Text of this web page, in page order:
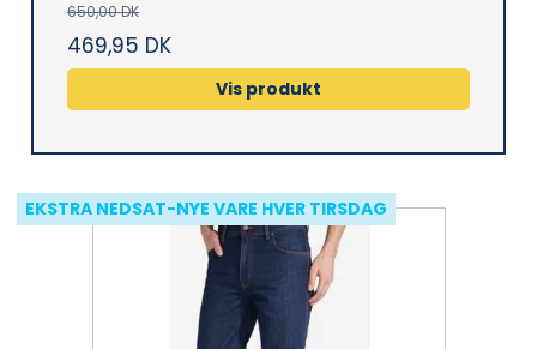
650,00 DK
469,95 DK
Vis produkt
EKSTRA NEDSAT-NYE VARE HVER TIRSDAG